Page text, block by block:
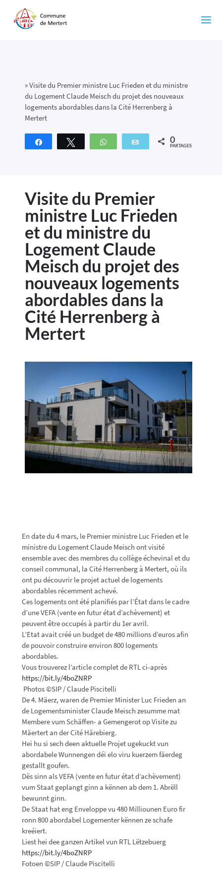
»Visite du Premier ministre Luc Frieden et du ministre
du Logement Claude Meisch du projet des nouveaux
logements abordables dans la Cité Herrenberg à
Mertert
Partagez Tweetez WhatsApp Email 0
PARTAGES
Visite du Premier
ministre Luc Frieden
et du ministre du
Logement Claude
Meisch du projet des
nouveaux logements
abordables dans la
Cité Herrenberg à
Mertert
En date du 4 mars, le Premier ministre Luc Frieden et le
ministre du Logement Claude Meisch ont visité
ensemble avec des membres du collège échevinal et du
conseil communal, la Cité Herrenberg à Mertert, où ils
ont pu découvrir le projet actuel de logements
abordables récemment achevé.
Ces logements ont été planifiés par l’État dans le cadre
d’une VEFA (vente en futur état d’achèvement) et
peuvent être occupés à partir du 1er avril.
L’Etat avait créé un budget de 480 millions d’euros afin
de pouvoir construire environ 800 logements
abordables.
Vous trouverez l’article complet de RTL ci-après
https://bit.ly/4boZNRP
Photos ©SIP / Claude Piscitelli
De 4. Mäerz, waren de Premier Minister Luc Frieden an
de Logementsminister Claude Meisch zesumme mat
Membere vum Schäffen- a Gemengerot op Visite zu
Mäertert an der Cité Härebierg.
Hei hu si sech deen aktuelle Projet ugekuckt vun
abordabele Wunnengen déi elo viru kuerzem fäerdeg
gestallt goufen.
Dës sinn als VEFA (vente en futur état d’achèvement)
vum Staat geplangt ginn a kënnen ab dem 1. Abrëll
bewunnt ginn.
De Staat hat eng Enveloppe vu 480 Milliounen Euro fir
ronn 800 abordabel Logementer kënnen ze schafe
kreéiert.
Liest hei dee ganzen Artikel vun RTL Lëtzebuerg
https://bit.ly/4boZNRP
Fotoen ©SIP / Claude Piscitelli